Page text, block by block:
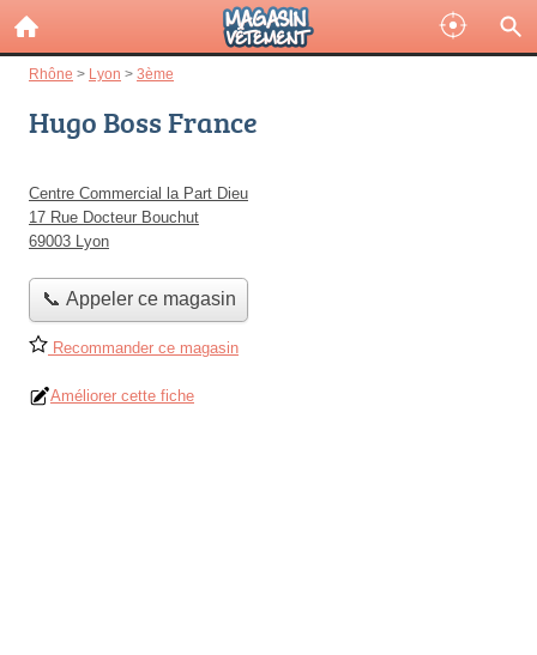
Rhône > Lyon > 3ème
Hugo Boss France
Centre Commercial la Part Dieu
17 Rue Docteur Bouchut
69003 Lyon
📞 Appeler ce magasin
Recommander ce magasin
Améliorer cette fiche